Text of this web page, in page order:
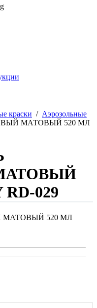
краски / Аэрозольные
МАТОВЫЙ 520 МЛ
029